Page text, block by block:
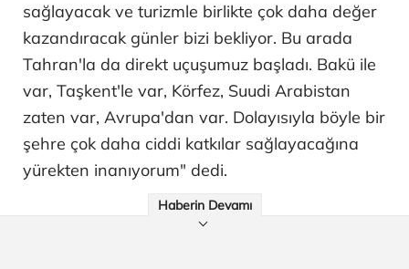
sağlayacak ve turizmle birlikte çok daha değer
kazandıracak günler bizi bekliyor. Bu arada
Tahran'la da direkt uçuşumuz başladı. Bakü ile
var, Taşkent'le var, Körfez, Suudi Arabistan
zaten var, Avrupa'dan var. Dolayısıyla böyle bir
şehre çok daha ciddi katkılar sağlayacağına
yürekten inanıyorum" dedi.
Haberin Devamı